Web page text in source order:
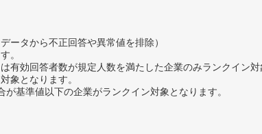
ータから不正回答や異常値を排除）
。
効回答者数が規定人数を満たした企業のみランクイン
象となります。
基準値以下の企業がランクイン対象となります。